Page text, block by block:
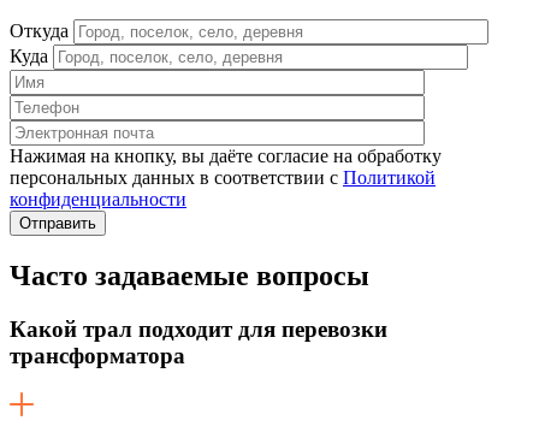
Откуда
Куда
Нажимая на кнопку, вы даёте согласие на обработку
персональных данных в соответствии c Политикой
конфиденциальности
Часто задаваемые вопросы
Какой трал подходит для перевозки
трансформатора